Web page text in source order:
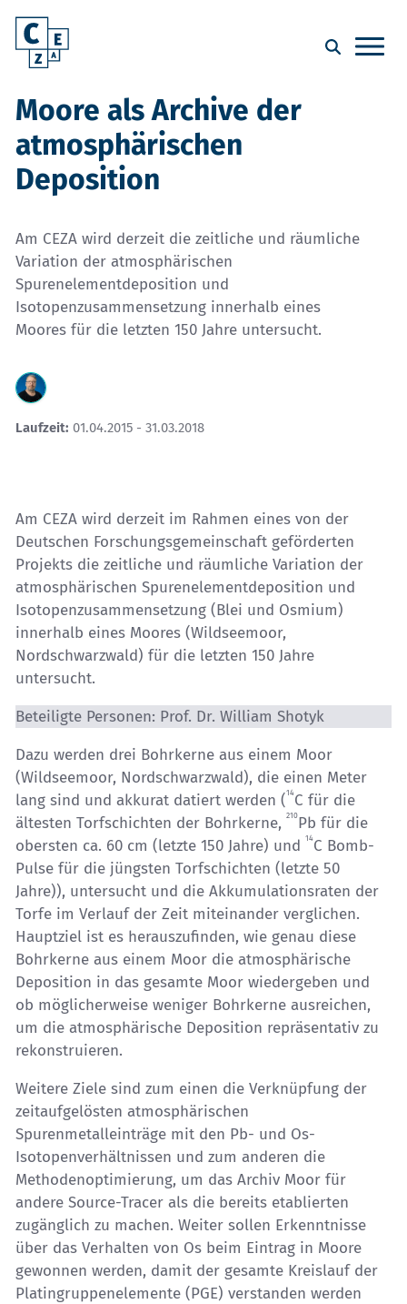
Moore als Archive der
atmosphärischen
Deposition
Am CEZA wird derzeit die zeitliche und räumliche
Variation der atmosphärischen
Spurenelementdeposition und
Isotopenzusammensetzung innerhalb eines
Moores für die letzten 150 Jahre untersucht.
Laufzeit: 01.04.2015 - 31.03.2018
Am CEZA wird derzeit im Rahmen eines von der
Deutschen Forschungsgemeinschaft geförderten
Projekts die zeitliche und räumliche Variation der
atmosphärischen Spurenelementdeposition und
Isotopenzusammensetzung (Blei und Osmium)
innerhalb eines Moores (Wildseemoor,
Nordschwarzwald) für die letzten 150 Jahre
untersucht.
Beteiligte Personen: Prof. Dr. William Shotyk
Dazu werden drei Bohrkerne aus einem Moor
(Wildseemoor, Nordschwarzwald), die einen Meter
lang sind und akkurat datiert werden (14C für die
ältesten Torfschichten der Bohrkerne, 210Pb für die
obersten ca. 60 cm (letzte 150 Jahre) und 14C Bomb-
Pulse für die jüngsten Torfschichten (letzte 50
Jahre)), untersucht und die Akkumulationsraten der
Torfe im Verlauf der Zeit miteinander verglichen.
Hauptziel ist es herauszufinden, wie genau diese
Bohrkerne aus einem Moor die atmosphärische
Deposition in das gesamte Moor wiedergeben und
ob möglicherweise weniger Bohrkerne ausreichen,
um die atmosphärische Deposition repräsentativ zu
rekonstruieren.
Weitere Ziele sind zum einen die Verknüpfung der
zeitaufgelösten atmosphärischen
Spurenmetalleinträge mit den Pb- und Os-
Isotopenverhältnissen und zum anderen die
Methodenoptimierung, um das Archiv Moor für
andere Source-Tracer als die bereits etablierten
zugänglich zu machen. Weiter sollen Erkenntnisse
über das Verhalten von Os beim Eintrag in Moore
gewonnen werden, damit der gesamte Kreislauf der
Platingruppenelemente (PGE) verstanden werden